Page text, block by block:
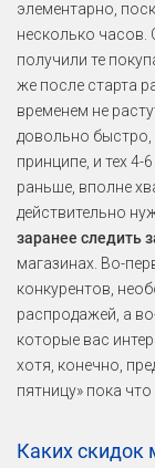
элементарно,
несколько часов.
получили те
же после старта
временем не
довольно быстро,
принципе, и тех
раньше, вполне
действительно
заранее следить
магазинах. Во-
конкурентов,
распродажей, а
которые вас
хотя, конечно,
пятницу» пока
Каких скидок